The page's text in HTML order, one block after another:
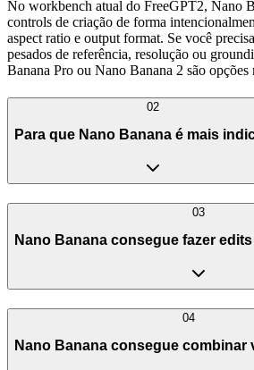
No workbench atual do FreeGPT2, Nano
controls de criação de forma
aspect ratio e output format. Se você
pesados de referência, resolução ou
Banana Pro ou Nano Banana 2 são opções
02
Para que Nano Banana é mais
03
Nano Banana consegue fazer
04
Nano Banana consegue combinar